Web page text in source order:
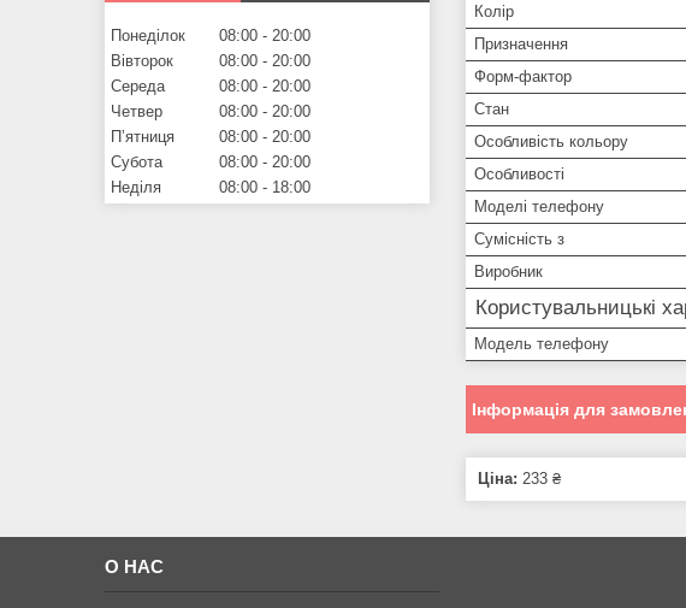
Колір
Призначення
Форм-фактор
Стан
Особливість кольору
Особливості
Моделі телефону
Сумісність з
Виробник
Користувальницькі
Модель телефону
Інформація для
Ціна: 233 ₴
Понеділок 08:00
20:00
Вівторок
08:00
20:00
Середа
08:00
20:00
Четвер
08:00
20:00
Пʼятниця
08:00
20:00
Субота
08:00
20:00
Неділя
08:00 18:00
О НАС